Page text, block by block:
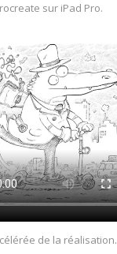
sur iPad Pro.
de la réalisation.